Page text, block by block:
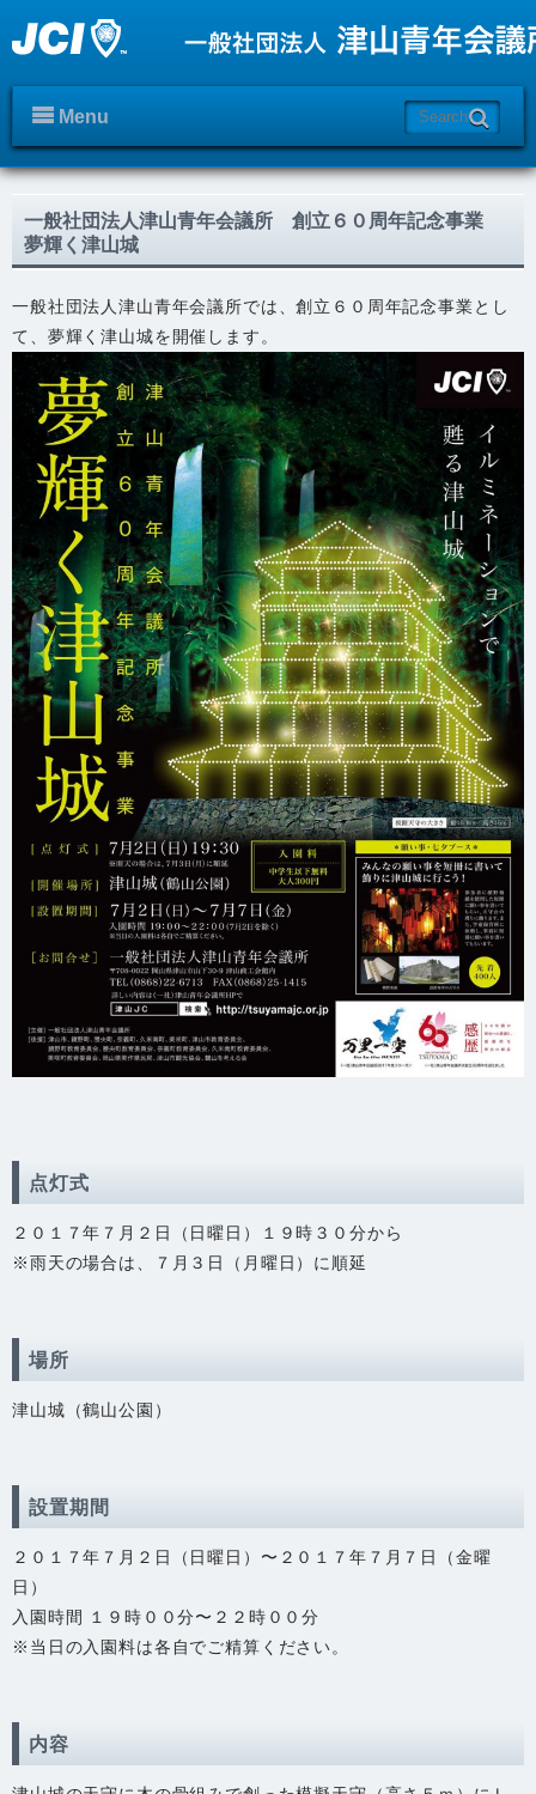
Menu
一般社団法人津山青年会議所 創立６０周年記念事業
夢輝く津山城
一般社団法人津山青年会議所では、創立６０周年記念事業とし
て、夢輝く津山城を開催します。
点灯式
２０１７年７月２日（日曜日）１９時３０分から
※雨天の場合は、７月３日（月曜日）に順延
場所
津山城（鶴山公園）
設置期間
２０１７年７月２日（日曜日）〜２０１７年７月７日（金曜
日）
入園時間 １９時００分〜２２時００分
※当日の入園料は各自でご精算ください。
内容